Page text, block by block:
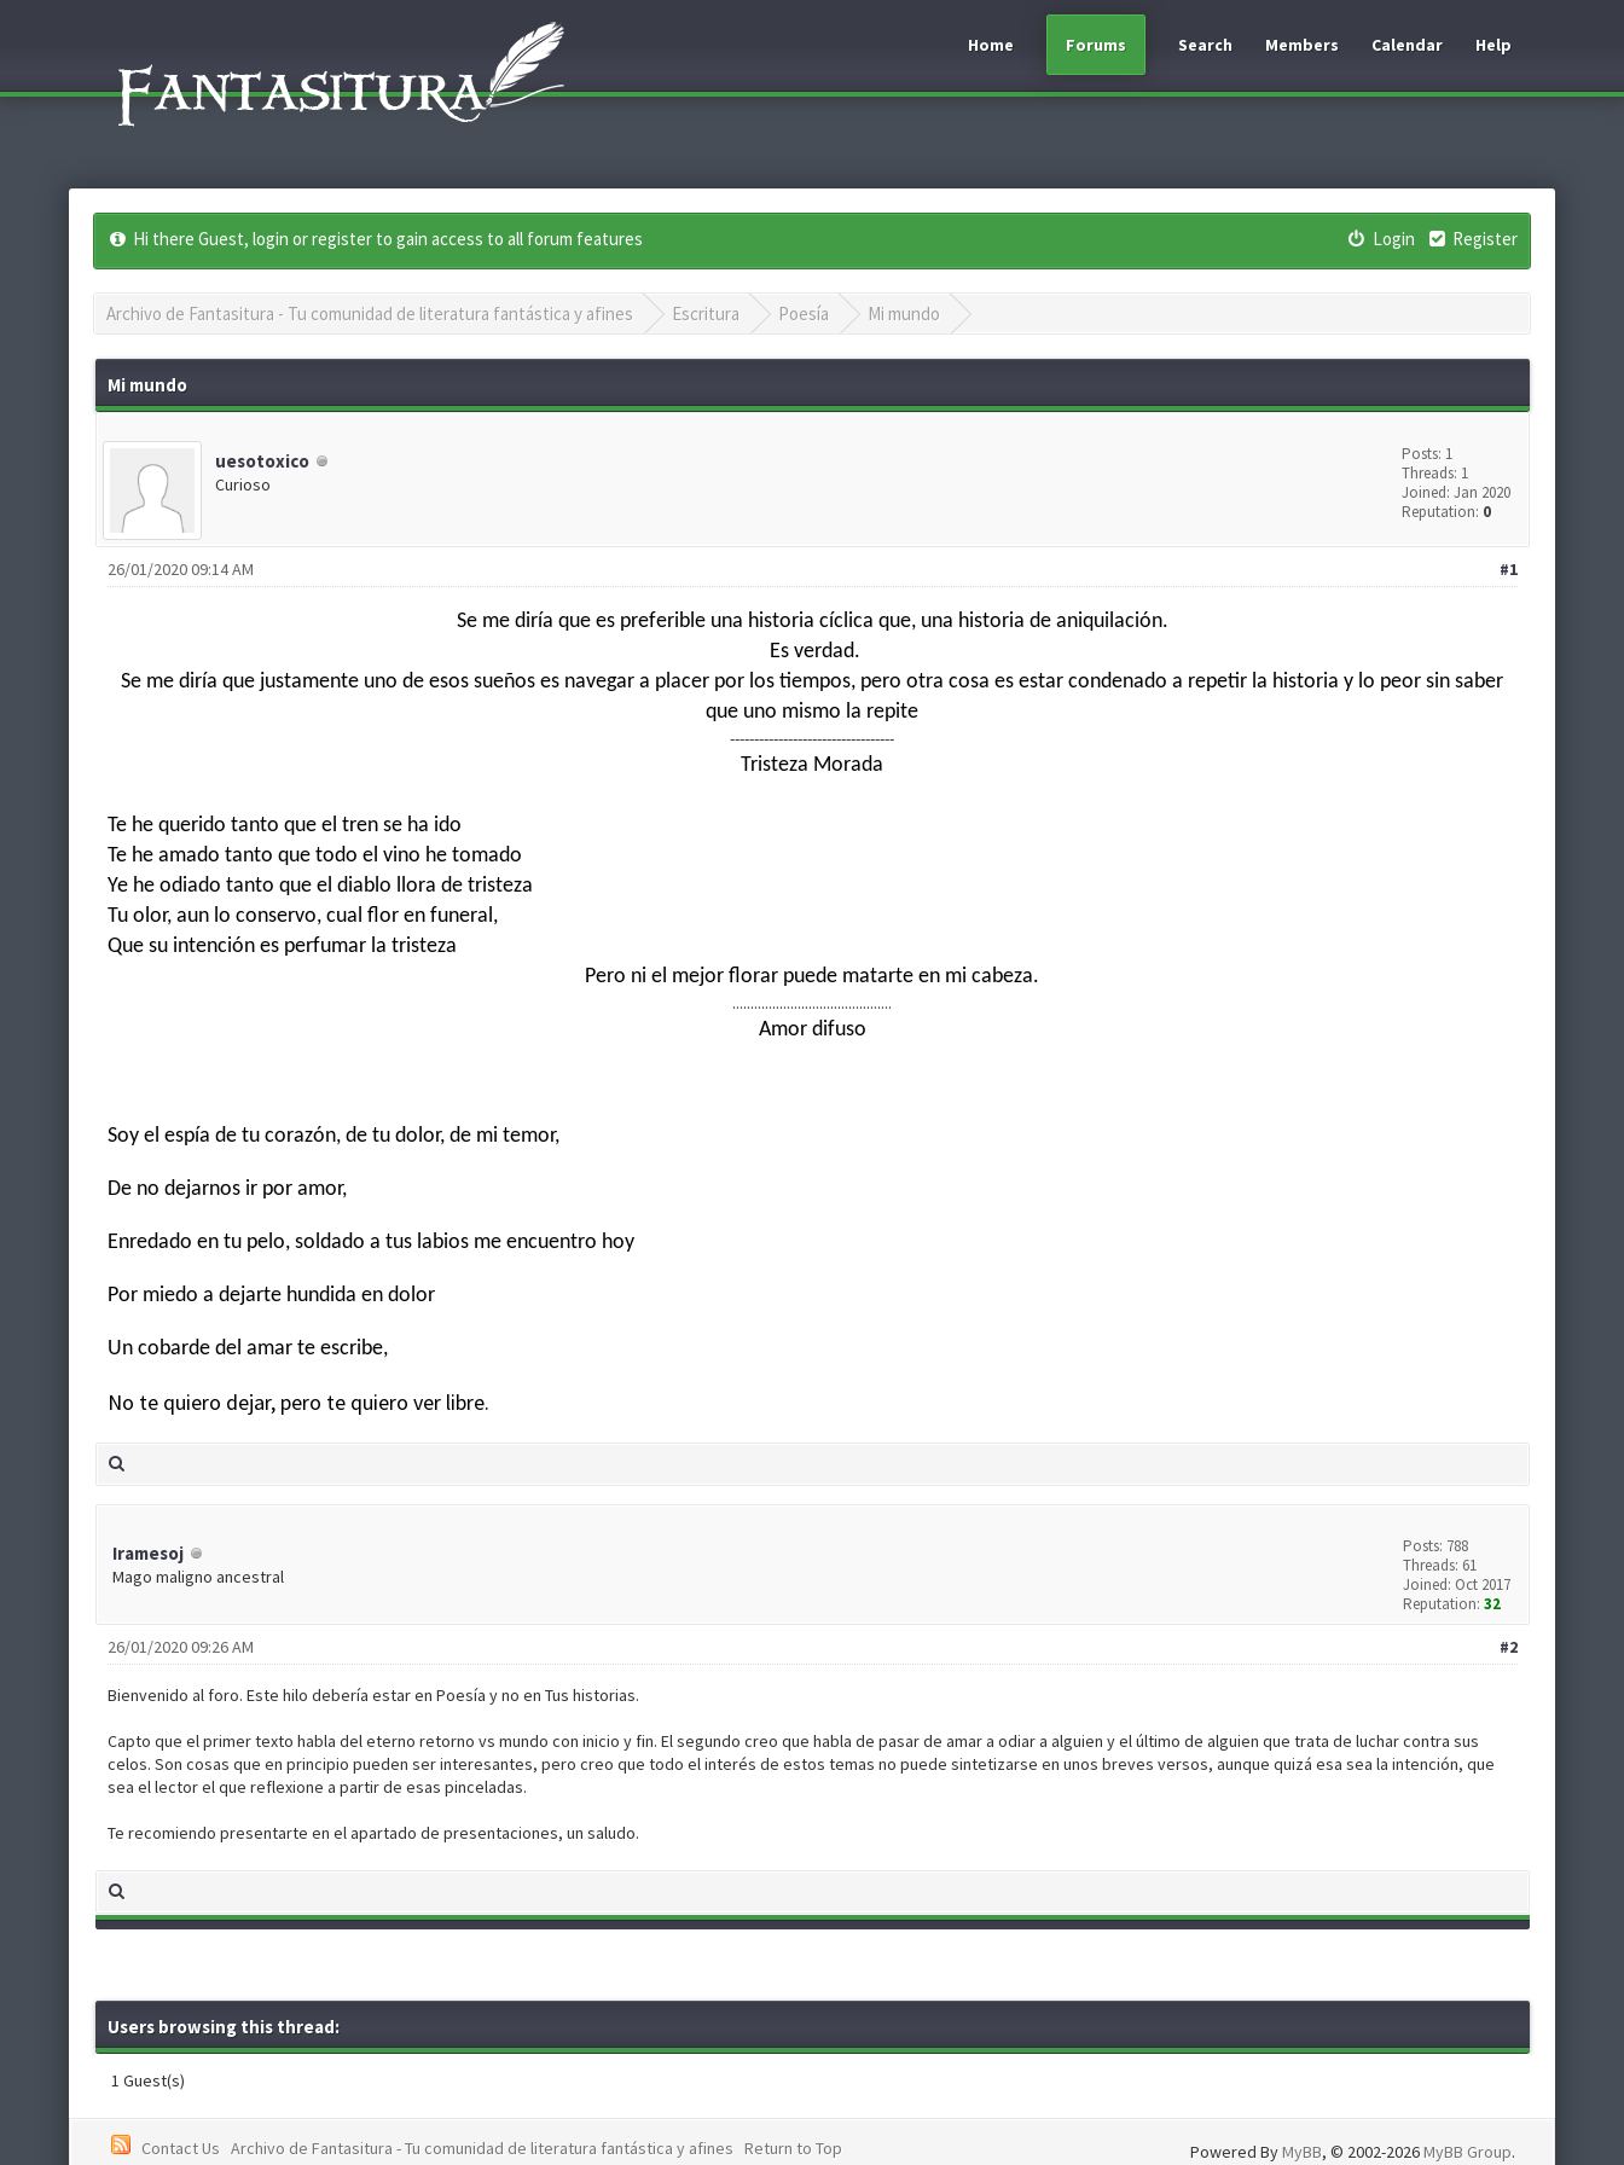
Home Forums Search Members Calendar Help
Hi there Guest, login or register to gain access to all forum features Login Register
Archivo de Fantasitura - Tu comunidad de literatura fantástica y afines Escritura Poesía Mi mundo
Mi mundo
uesotoxico
Curioso
Posts: 1
Threads: 1
Joined: Jan 2020
Reputation: 0
#1
26/01/2020 09:14 AM
Se me diría que es preferible una historia cíclica que, una historia de aniquilación.
Es verdad.
Se me diría que justamente uno de esos sueños es navegar a placer por los tiempos, pero otra cosa es estar condenado a repetir la historia y lo peor sin saber
que uno mismo la repite
----------------------------------
Tristeza Morada
Te he querido tanto que el tren se ha ido
Te he amado tanto que todo el vino he tomado
Ye he odiado tanto que el diablo llora de tristeza
Tu olor, aun lo conservo, cual flor en funeral,
Que su intención es perfumar la tristeza
Pero ni el mejor florar puede matarte en mi cabeza.
............................................
Amor difuso
Soy el espía de tu corazón, de tu dolor, de mi temor,
De no dejarnos ir por amor,
Enredado en tu pelo, soldado a tus labios me encuentro hoy
Por miedo a dejarte hundida en dolor
Un cobarde del amar te escribe,
No te quiero dejar, pero te quiero ver libre.
Iramesoj
Mago maligno ancestral
Posts: 788
Threads: 61
Joined: Oct 2017
Reputation: 32
#2
26/01/2020 09:26 AM
Bienvenido al foro. Este hilo debería estar en Poesía y no en Tus historias.
Capto que el primer texto habla del eterno retorno vs mundo con inicio y fin. El segundo creo que habla de pasar de amar a odiar a alguien y el último de alguien que trata de luchar contra sus
celos. Son cosas que en principio pueden ser interesantes, pero creo que todo el interés de estos temas no puede sintetizarse en unos breves versos, aunque quizá esa sea la intención, que
sea el lector el que reflexione a partir de esas pinceladas.
Te recomiendo presentarte en el apartado de presentaciones, un saludo.
Users browsing this thread:
1 Guest(s)
Contact Us Archivo de Fantasitura - Tu comunidad de literatura fantástica y afines Return to Top Powered ByMyBB, © 2002-2026MyBB Group.